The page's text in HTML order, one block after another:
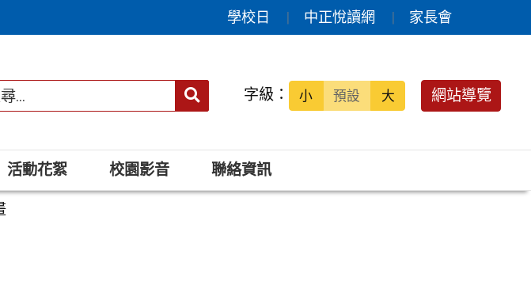
學校日 中正悅讀網 家長會
送出 字級： 小 預設 大 網站導覽
活動花絮 校園影音 聯絡資訊